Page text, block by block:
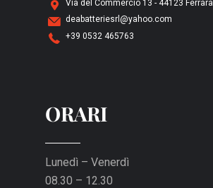
Via del Commercio 13 - 44123 Ferrara
deabatteriesrl@yahoo.com
+39 0532 465763
ORARI
Lunedì – Venerdì
08.30 – 12.30